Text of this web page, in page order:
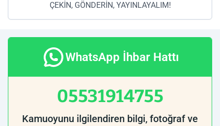
ÇEKİN, GÖNDERİN, YAYINLAYALIM!
WhatsApp İhbar Hattı
05531914755
Kamuoyunu ilgilendiren bilgi, fotoğraf ve